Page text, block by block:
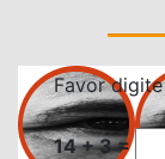
Favor
14 + 3 =